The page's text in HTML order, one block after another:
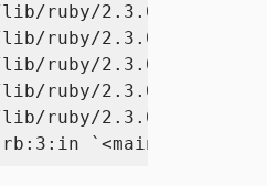
ruby/2.3.0/open-
ruby/2.3.0/open-
ruby/2.3.0/open-
ruby/2.3.0/open-
ruby/2.3.0/open-